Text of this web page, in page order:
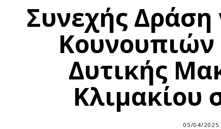
Συνεχής
Κουνουπιών
Δυτικής
Κλιμακίου
05/04/2025